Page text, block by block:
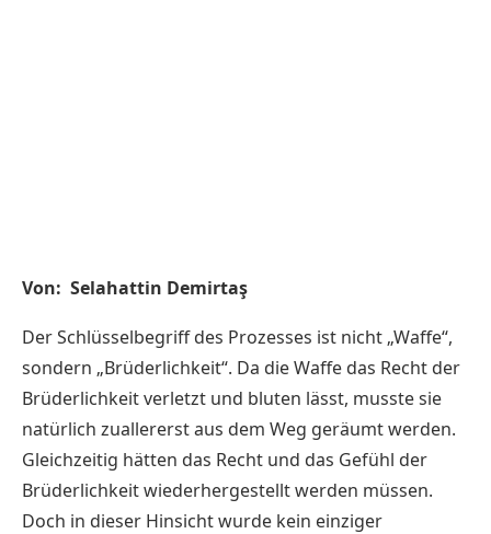
Von: Selahattin Demirtaş
Der Schlüsselbegriff des Prozesses ist nicht „Waffe“,
sondern „Brüderlichkeit“. Da die Waffe das Recht der
Brüderlichkeit verletzt und bluten lässt, musste sie
natürlich zuallererst aus dem Weg geräumt werden.
Gleichzeitig hätten das Recht und das Gefühl der
Brüderlichkeit wiederhergestellt werden müssen.
Doch in dieser Hinsicht wurde kein einziger